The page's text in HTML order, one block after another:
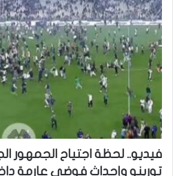
فيديو.. لحظة اجتياح الجمهور
تورينو وإحداث فوضى عارمة